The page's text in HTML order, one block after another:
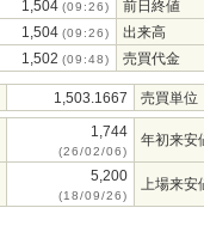
1,504 (09:26)
前日終値
1,504 (09:26)
出来高
1,502 (09:48) 売買代金
1,503.1667 売買単位
1,744
(26/02/06)
年初来安
5,200
(18/09/26)
上場来安